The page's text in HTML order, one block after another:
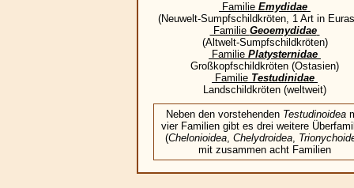
Familie Emydidae
(Neuwelt-Sumpfschildkröten, 1 Art in
Familie Geoemydidae
(Altwelt-Sumpfschildkröten)
Familie Platysternidae
Großkopfschildkröten (Ostasien)
Familie Testudinidae
Landschildkröten (weltweit)
Neben den vorstehenden Testudinoidea
vier Familien gibt es drei weitere
(Chelonioidea, Chelydroidea,
mit zusammen acht Familien